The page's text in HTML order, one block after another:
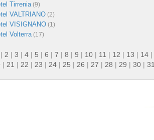
Tirrenia(9)
VALTRIANO (2)
VISIGNANO (1)
Volterra(17)
| 2 | 3 | 4 | 5 | 6 | 7 | 8 | 9 | 10 | 11 | 12 | 13 | 14 |
| 21 | 22 | 23 | 24 | 25 | 26 | 27 | 28 | 29 | 30 | 31